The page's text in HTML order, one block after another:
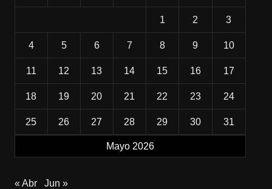
Mayo 2026
1 2 3
4 5 6 7 8 9 10
11 12 13 14 15 16 17
18 19 20 21 22 23 24
25 26 27 28 29 30 31
« Abr Jun »